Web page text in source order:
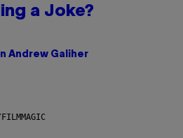
a Joke?
Andrew Galiher